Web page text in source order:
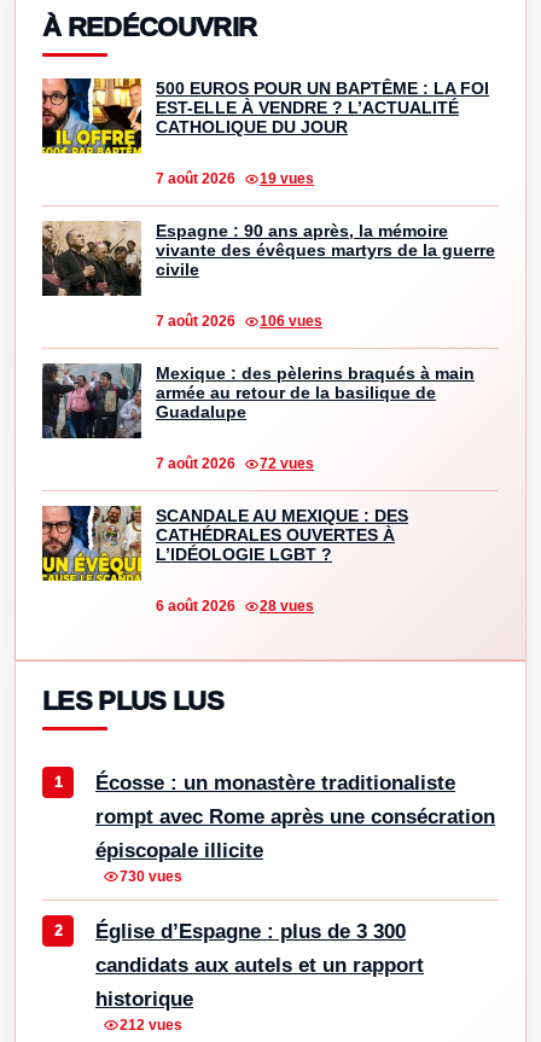
À REDÉCOUVRIR
500 EUROS POUR UN BAPTÊME : LA FOI
EST-ELLE À VENDRE ? L’ACTUALITÉ
CATHOLIQUE DU JOUR
7 août 2026 19 vues
Espagne : 90 ans après, la mémoire
vivante des évêques martyrs de la guerre
civile
7 août 2026 106 vues
Mexique : des pèlerins braqués à main
armée au retour de la basilique de
Guadalupe
7 août 2026 72 vues
SCANDALE AU MEXIQUE : DES
CATHÉDRALES OUVERTES À
L’IDÉOLOGIE LGBT ?
6 août 2026 28 vues
LES PLUS LUS
Écosse : un monastère traditionaliste
rompt avec Rome après une consécration
épiscopale illicite
730 vues
Église d’Espagne : plus de 3 300
candidats aux autels et un rapport
historique
212 vues